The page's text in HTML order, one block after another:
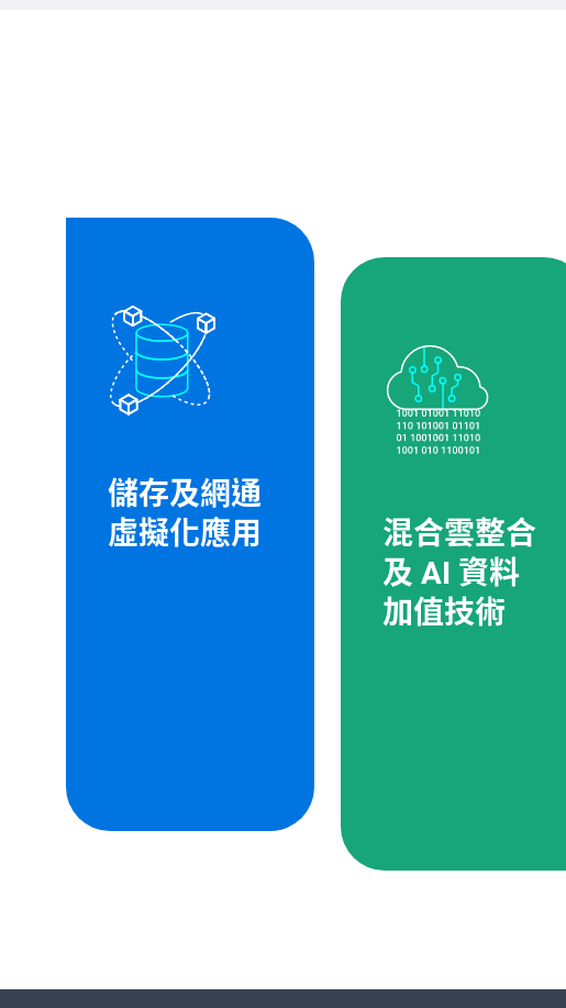
儲存及網通
虛擬化應用
混合雲整合
及 AI 資料
加值技術